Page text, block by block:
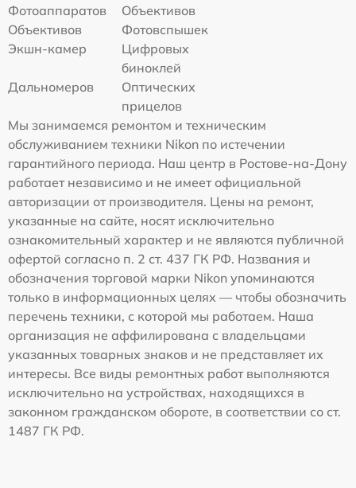
Фотоаппаратов
Объективов
Объективов
Фотовспышек
Экшн-камер
Цифровых
биноклей
Дальномеров
Оптических
прицелов
Мы занимаемся ремонтом и техническим
обслуживанием техники Nikon по истечении
гарантийного периода. Наш центр в Ростове-на-Дону
работает независимо и не имеет официальной
авторизации от производителя. Цены на ремонт,
указанные на сайте, носят исключительно
ознакомительный характер и не являются публичной
офертой согласно п. 2 ст. 437 ГК РФ. Названия и
обозначения торговой марки Nikon упоминаются
только в информационных целях — чтобы обозначить
перечень техники, с которой мы работаем. Наша
организация не аффилирована с владельцами
указанных товарных знаков и не представляет их
интересы. Все виды ремонтных работ выполняются
исключительно на устройствах, находящихся в
законном гражданском обороте, в соответствии со ст.
1487 ГК РФ.